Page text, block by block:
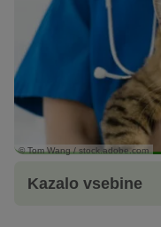
© Tom Wang / stock.adobe.com
Kazalo vsebine